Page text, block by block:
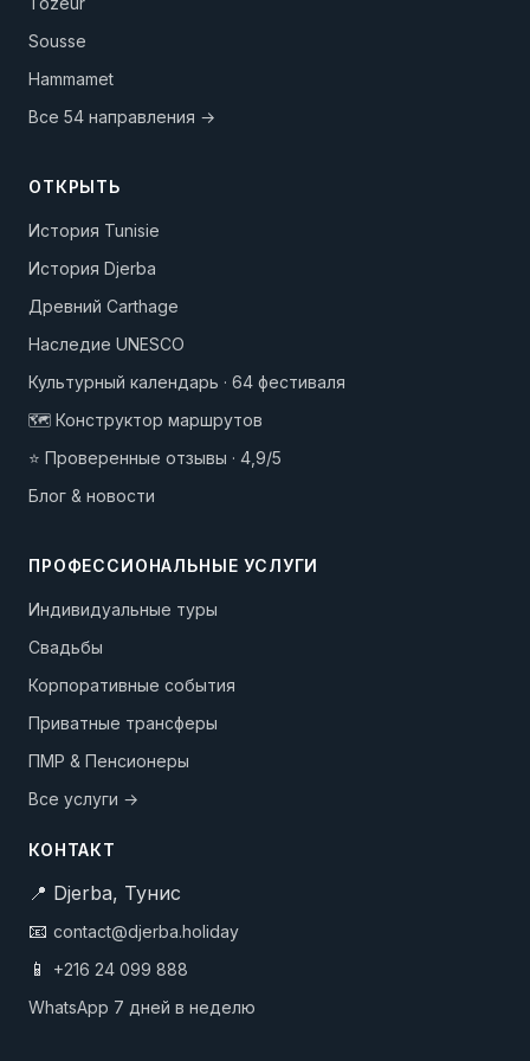
Sousse
Hammamet
Все 54 направления →
ОТКРЫТЬ
История Tunisie
История Djerba
Древний Carthage
Наследие UNESCO
Культурный календарь · 64 фестиваля
🗺️ Конструктор маршрутов
⭐ Проверенные отзывы · 4,9/5
Блог & новости
ПРОФЕССИОНАЛЬНЫЕ УСЛУГИ
Индивидуальные туры
Свадьбы
Корпоративные события
Приватные трансферы
ПМР & Пенсионеры
Все услуги →
КОНТАКТ
📍 Djerba, Тунис
📧 contact@djerba.holiday
📱
+216 24 099 888
WhatsApp 7 дней в неделю